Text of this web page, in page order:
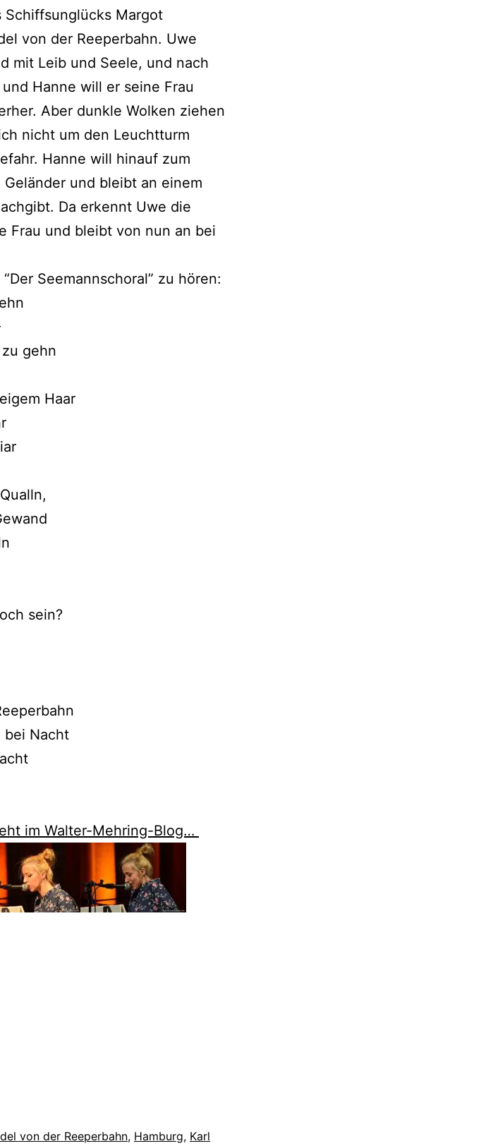
Margot
von der Reeperbahn. Uwe
mit Leib und Seele, und nach
Hanne will er seine Frau
Aber dunkle Wolken ziehen
nicht um den Leuchtturm
Hanne will hinauf zum
und bleibt an einem
Da erkennt Uwe die
Frau und bleibt von nun an bei
Seemannschoral” zu hören:
gehn
Haar
sein?
bei Nacht
im Walter-Mehring-Blog…
von der Reeperbahn, Hamburg, Karl